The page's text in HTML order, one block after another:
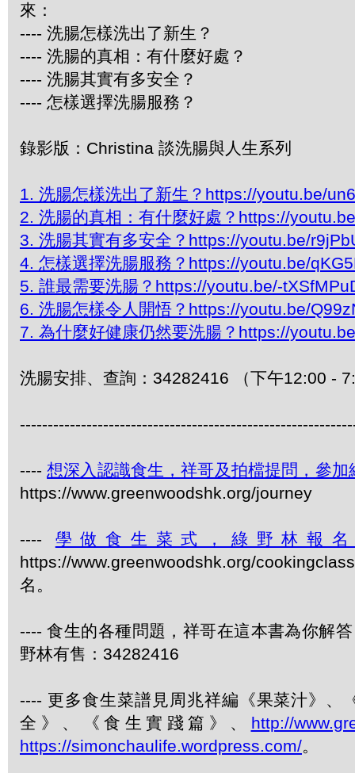
來：
---- 洗腸怎樣洗出了新生？
---- 洗腸的真相：有什麼好處？
---- 洗腸其實有多安全？
---- 怎樣選擇洗腸服務？
錄影版：Christina 談洗腸與人生系列
1. 洗腸怎樣洗出了新生？https://youtu.be/
2. 洗腸的真相：有什麼好處？https://
3. 洗腸其實有多安全？https://youtu.be/
4. 怎樣選擇洗腸服務？https://youtu.be/
5. 誰最需要洗腸？https://youtu.be/-
6. 洗腸怎樣令人開悟？https://youtu.be/
7. 為什麼好健康仍然要洗腸？https://
洗腸安排、查詢：34282416 （下午12:00 -
----想深入認識食生，祥哥及拍檔提問，參加
https://www.greenwoodshk.org/journey
---- 學做食生菜式，綠野林報
https://www.greenwoodshk.org/
名。
---- 食生的各種問題，祥哥在這本書為你解
野林有售：34282416
---- 更多食生菜譜見周兆祥編《果菜汁》、
全》、《食生實踐篇》、 http://
https://simonchaulife.wordpress.com/。